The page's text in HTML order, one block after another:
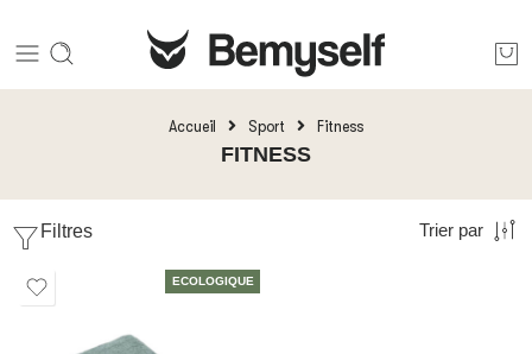
Accueil Sport Fitness
FITNESS
Filtres Trier par
ECOLOGIQUE